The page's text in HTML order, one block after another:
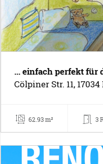
... einfach perfekt für
Cölpiner Str. 11,
62.93 m² 3